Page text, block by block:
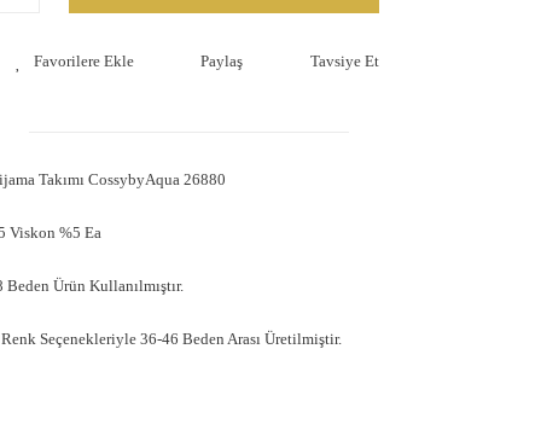
Paylaş Tavsiye Et
Takımı CossybyAqua 26880
Viskon %5 Ea
Ürün Kullanılmıştır.
Renk Seçenekleriyle 36-46 Beden Arası Üretilmiştir.